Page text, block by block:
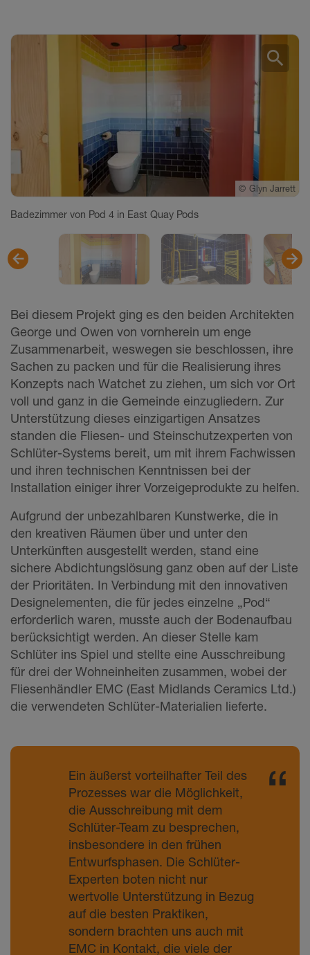
© Glyn Jarrett
Badezimmer von Pod 4 in East Quay Pods
© Glyn Jarrett
© Glyn Jarrett
search
Bei diesem Projekt ging es den beiden Architekten
George und Owen von vornherein um enge
Zusammenarbeit, weswegen sie beschlossen, ihre
Sachen zu packen und für die Realisierung ihres
Konzepts nach Watchet zu ziehen, um sich vor Ort
voll und ganz in die Gemeinde einzugliedern. Zur
Unterstützung dieses einzigartigen Ansatzes
standen die Fliesen- und Steinschutzexperten von
Schlüter-Systems bereit, um mit ihrem Fachwissen
und ihren technischen Kenntnissen bei der
Installation einiger ihrer Vorzeigeprodukte zu helfen.
Aufgrund der unbezahlbaren Kunstwerke, die in
den kreativen Räumen über und unter den
Unterkünften ausgestellt werden, stand eine
sichere Abdichtungslösung ganz oben auf der Liste
der Prioritäten. In Verbindung mit den innovativen
Designelementen, die für jedes einzelne „Pod“
erforderlich waren, musste auch der Bodenaufbau
berücksichtigt werden. An dieser Stelle kam
Schlüter ins Spiel und stellte eine Ausschreibung
für drei der Wohneinheiten zusammen, wobei der
Fliesenhändler EMC (East Midlands Ceramics Ltd.)
die verwendeten Schlüter-Materialien lieferte.
Ein äußerst vorteilhafter Teil des
Prozesses war die Möglichkeit,
die Ausschreibung mit dem
Schlüter-Team zu besprechen,
insbesondere in den frühen
Entwurfsphasen. Die Schlüter-
Experten boten nicht nur
wertvolle Unterstützung in Bezug
auf die besten Praktiken,
sondern brachten uns auch mit
EMC in Kontakt, die viele der